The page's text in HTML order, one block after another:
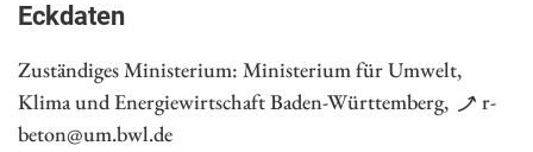
Eckdaten
Zuständiges Ministerium: Ministerium für Umwelt,
Klima und Energiewirtschaft Baden-Württemberg,
r-
beton@um.bwl.de